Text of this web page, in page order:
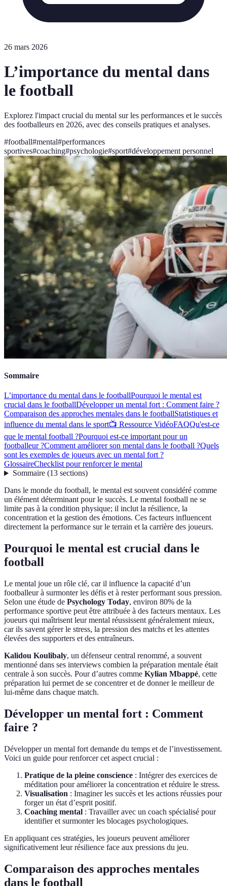
26 mars 2026
L’importance du mental dans
le football
Explorez l'impact crucial du mental sur les performances et le succès
des footballeurs en 2026, avec des conseils pratiques et analyses.
#football#mental#performances
sportives#coaching#psychologie#sport#développement personnel
Sommaire
L’importance du mental dans le footballPourquoi le mental est
crucial dans le footballDévelopper un mental fort : Comment faire ?
Comparaison des approches mentales dans le footballStatistiques et
influence du mental dans le sport📺 Ressource VidéoFAQQu'est-ce
que le mental football ?Pourquoi est-ce important pour un
footballeur ?Comment améliorer son mental dans le football ?Quels
sont les exemples de joueurs avec un mental fort ?
GlossaireChecklist pour renforcer le mental
Sommaire(13 sections)
Dans le monde du football, le mental est souvent considéré comme
un élément déterminant pour le succès. Le mental football ne se
limite pas à la condition physique; il inclut la résilience, la
concentration et la gestion des émotions. Ces facteurs influencent
directement la performance sur le terrain et la carrière des joueurs.
Pourquoi le mental est crucial dans le
football
Le mental joue un rôle clé, car il influence la capacité d’un
footballeur à surmonter les défis et à rester performant sous pression.
Selon une étude de Psychology Today, environ 80% de la
performance sportive peut être attribuée à des facteurs mentaux. Les
joueurs qui maîtrisent leur mental réussissent généralement mieux,
car ils savent gérer le stress, la pression des matchs et les attentes
élevées des supporters et des entraîneurs.
Kalidou Koulibaly, un défenseur central renommé, a souvent
mentionné dans ses interviews combien la préparation mentale était
centrale à son succès. Pour d’autres comme Kylian Mbappé, cette
préparation lui permet de se concentrer et de donner le meilleur de
lui-même dans chaque match.
Développer un mental fort : Comment
faire ?
Développer un mental fort demande du temps et de l’investissement.
Voici un guide pour renforcer cet aspect crucial :
Pratique de la pleine conscience : Intégrer des exercices de
méditation pour améliorer la concentration et réduire le stress.
Visualisation : Imaginer les succès et les actions réussies pour
forger un état d’esprit positif.
Coaching mental : Travailler avec un coach spécialisé pour
identifier et surmonter les blocages psychologiques.
En appliquant ces stratégies, les joueurs peuvent améliorer
significativement leur résilience face aux pressions du jeu.
Comparaison des approches mentales
dans le football